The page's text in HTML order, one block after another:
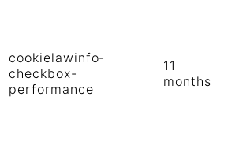
cookielawinfo-
checkbox-
performance
11
months